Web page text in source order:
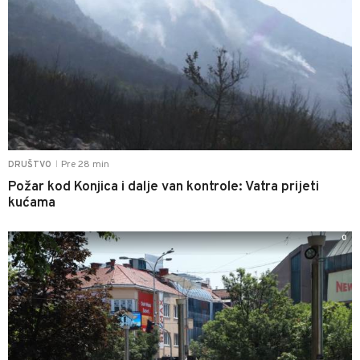
DRUŠTVO Pre 28 min
Požar kod Konjica i dalje van kontrole: Vatra prijeti
kućama
0